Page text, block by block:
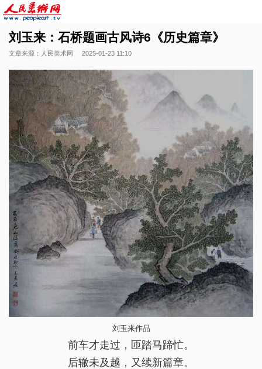
刘玉来：石桥题画古风诗6《历史篇章》
文章来源：人民美术网 2025-01-23 11:10
刘玉来作品
前车才走过，匝踏马蹄忙。
后辙未及越，又续新篇章。